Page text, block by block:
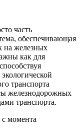
часть
обеспечивающая
на железных
как для
транспорта
железнодорожных
транспорта.
момента